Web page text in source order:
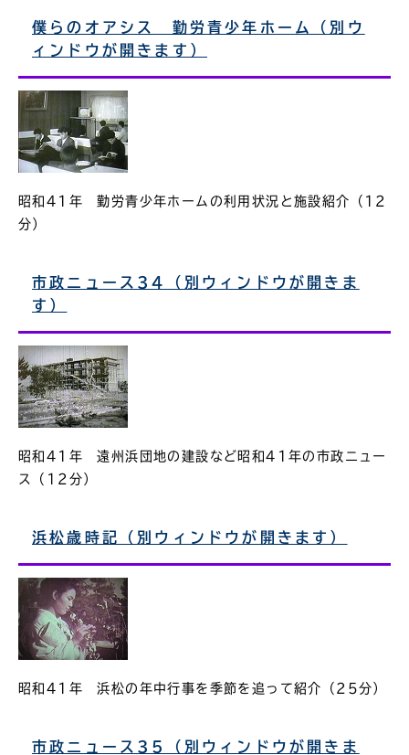
僕らのオアシス 勤労青少年ホーム（別ウ
ィンドウが開きます）
昭和41年 勤労青少年ホームの利用状況と施設紹介（12
分）
市政ニュース34（別ウィンドウが開きま
す）
昭和41年 遠州浜団地の建設など昭和41年の市政ニュー
ス（12分）
浜松歳時記（別ウィンドウが開きます）
昭和41年 浜松の年中行事を季節を追って紹介（25分）
市政ニュース35（別ウィンドウが開きま